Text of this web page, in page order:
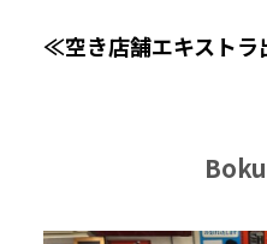
≪空き店舗エキスト